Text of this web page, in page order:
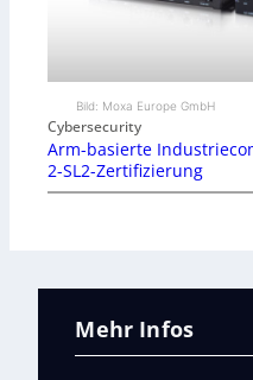
Bild: Moxa Europe GmbH
Cybersecurity
Arm-basierte
2-SL2-Zertifizierung
Mehr Infos